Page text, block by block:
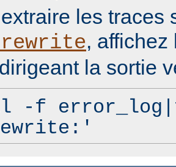
les traces
,
la sortie
-f